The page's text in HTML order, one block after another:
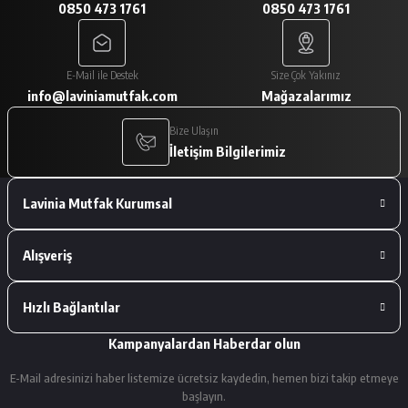
A... V... | 29/01/2026
Paketleme çok iyiydi. Ürünler tam
istediğimiz gibiydi.
A... V... | 29/01/2026
Deneyimini Paylaş
0850 473 1761 0850 473 1761
E-Mail ile Destek
info@laviniamutfak.com
Size Çok Yakınız
Mağazalarımız
Bize Ulaşın
İletişim Bilgilerimiz
Lavinia Mutfak Kurumsal
Alışveriş
Hızlı Bağlantılar
Kampanyalardan Haberdar olun
E-Mail adresinizi haber listemize ücretsiz kaydedin, hemen bizi takip etmeye
başlayın.